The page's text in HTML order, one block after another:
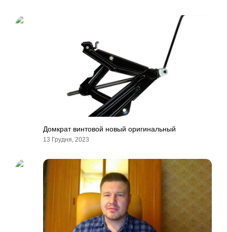
Домкрат винтовой новый оригинальный
13 Грудня, 2023